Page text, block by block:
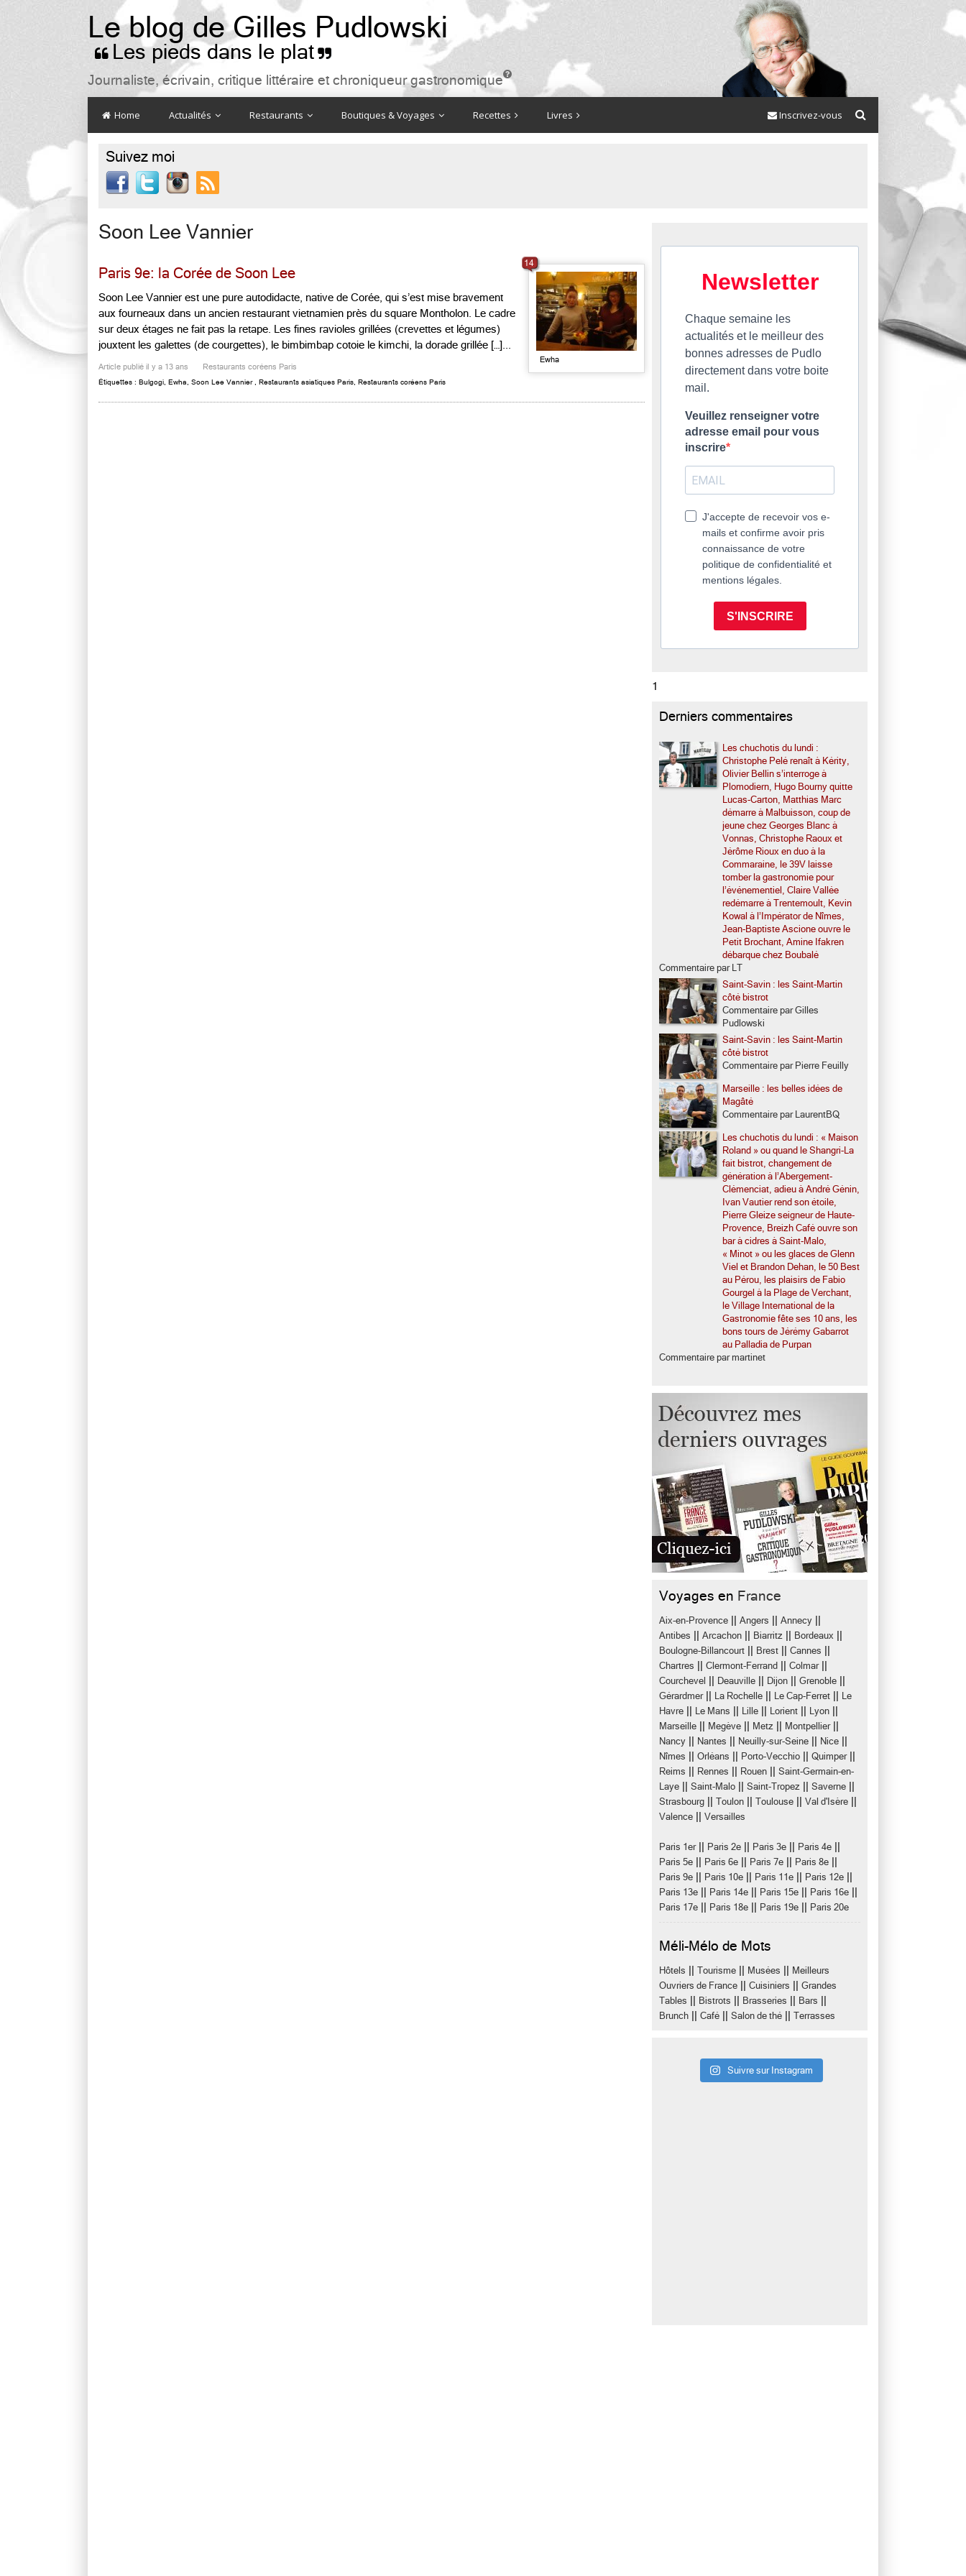
Le blog de Gilles Pudlowski
 Les pieds dans le plat 
Journaliste, écrivain, critique littéraire et chroniqueur gastronomique

Home Actualités Restaurants Boutiques & Voyages Recettes Livres Inscrivez-vous
Suivez moi

Soon Lee Vannier
Paris 9e: la Corée de Soon Lee
Soon Lee Vannier est une pure autodidacte, native de Corée, qui s’est mise bravement
aux fourneaux dans un ancien restaurant vietnamien près du square Montholon. Le cadre
sur deux étages ne fait pas la retape. Les fines ravioles grillées (crevettes et légumes)
jouxtent les galettes (de courgettes), le bimbimbap cotoie le kimchi, la dorade grillée […]...
Article publié il y a 13 ans Restaurants coréens Paris
Étiquettes : Bulgogi Ewha Soon Lee Vannier, Restaurants asiatiques Paris Restaurants coréens Paris
Ewha
14
Newsletter
Chaque semaine les
actualités et le meilleur des
bonnes adresses de Pudlo
directement dans votre boite
mail.
Veuillez renseigner votre
adresse email pour vous
inscrire
J'accepte de recevoir vos e-
mails et confirme avoir pris
connaissance de votre
politique de confidentialité et
mentions légales.
S'INSCRIRE
1
Derniers commentaires
Les chuchotis du lundi :
Christophe Pelé renaît à Kérity,
Olivier Bellin s’interroge à
Plomodiern, Hugo Bourny quitte
Lucas-Carton, Matthias Marc
démarre à Malbuisson, coup de
jeune chez Georges Blanc à
Vonnas, Christophe Raoux et
Jérôme Rioux en duo à la
Commaraine, le 39V laisse
tomber la gastronomie pour
l’événementiel, Claire Vallée
redémarre à Trentemoult, Kevin
Kowal à l’Impérator de Nîmes,
Jean-Baptiste Ascione ouvre le
Petit Brochant, Amine Ifakren
débarque chez Boubalé
Commentaire par LT
Saint-Savin : les Saint-Martin
côté bistrot
Commentaire par Gilles
Pudlowski
Saint-Savin : les Saint-Martin
côté bistrot
Commentaire par Pierre Feuilly
Marseille : les belles idées de
Magâté
Commentaire par LaurentBQ
Les chuchotis du lundi : « Maison
Roland » ou quand le Shangri-La
fait bistrot, changement de
génération à l’Abergement-
Clémenciat, adieu à André Génin,
Ivan Vautier rend son étoile,
Pierre Gleize seigneur de Haute-
Provence, Breizh Café ouvre son
bar à cidres à Saint-Malo,
« Minot » ou les glaces de Glenn
Viel et Brandon Dehan, le 50 Best
au Pérou, les plaisirs de Fabio
Gourgel à la Plage de Verchant,
le Village International de la
Gastronomie fête ses 10 ans, les
bons tours de Jérémy Gabarrot
au Palladia de Purpan
Commentaire par martinet
Voyages en France
Aix-en-Provence Angers Annecy
Antibes Arcachon Biarritz Bordeaux
Boulogne-Billancourt Brest Cannes
Chartres Clermont-Ferrand Colmar||
Courchevel Deauville Dijon Grenoble
Gérardmer|| La Rochelle Le Cap-Ferret
Le
Havre
Le Mans Lille Lorient Lyon
Marseille Megève Metz Montpellier||
Nancy Nantes Neuilly-sur-Seine Nice
Nîmes Orléans Porto-Vecchio Quimper||
Reims Rennes Rouen
Saint-Germain-en-
Laye
Saint-Malo Saint-Tropez Saverne
Strasbourg Toulon Toulouse Val d'Isère
Valence Versailles
Paris 1er|| Paris 2e Paris 3e Paris 4e
Paris 5e Paris 6e Paris 7e Paris 8e
Paris 9e Paris 10e Paris 11e Paris 12e
Paris 13e Paris 14e Paris 15e Paris 16e
Paris 17e Paris 18e Paris 19e Paris 20e
Méli-Mélo de Mots
Hôtels Tourisme Musées
Meilleurs
Ouvriers de France
Cuisiniers
Grandes
Tables
Bistrots Brasseries Bars
Brunch Café Salon de thé Terrasses
Suivre sur Instagram